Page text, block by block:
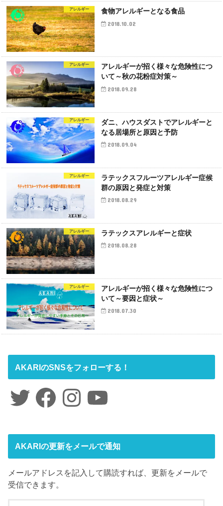
アレルギー 食物アレルギーとなる食品
2018.10.02
アレルギー
アレルギーが招く様々な危険性につ
いて～秋の花粉症対策～
2018.09.28
アレルギー
ダニ、ハウスダストでアレルギーと
なる居場所と原因と予防
2018.09.04
アレルギー
ラテックスフルーツアレルギー症候
群の原因と発症と対策
2018.08.29
アレルギー ラテックスアレルギーと症状
2018.08.28
アレルギー
アレルギーが招く様々な危険性につ
いて～要因と症状～
2018.07.30
AKARIのSNSをフォローする！
Twitter FacebookInstagramYouTube
AKARIの更新をメールで通知
メールアドレスを記入して購読すれば、更新をメールで
受信できます。